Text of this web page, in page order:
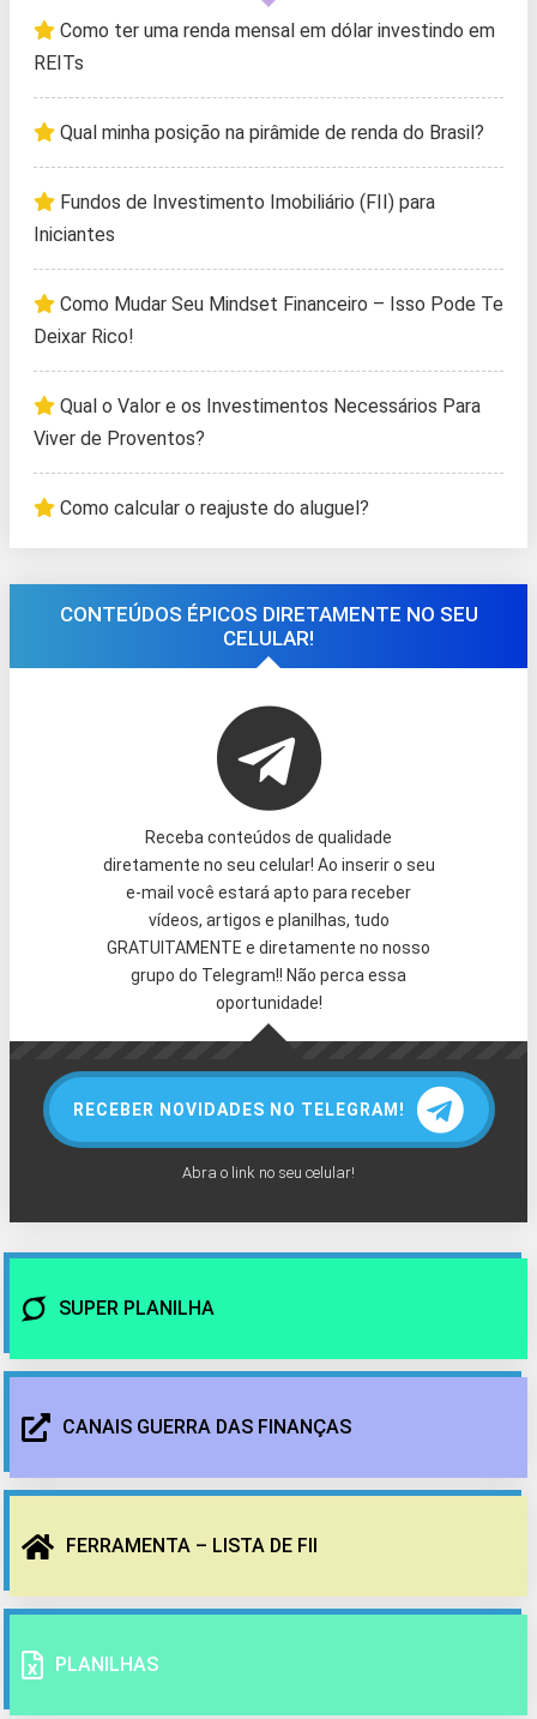
Como ter uma renda mensal em dólar investindo em
REITs
Qual minha posição na pirâmide de renda do Brasil?
Fundos de Investimento Imobiliário (FII) para
Iniciantes
Como Mudar Seu Mindset Financeiro – Isso Pode Te
Deixar Rico!
Qual o Valor e os Investimentos Necessários Para
Viver de Proventos?
Como calcular o reajuste do aluguel?
CONTEÚDOS ÉPICOS DIRETAMENTE NO SEU
CELULAR!
Receba conteúdos de qualidade
diretamente no seu celular! Ao inserir o seu
e-mail você estará apto para receber
vídeos, artigos e planilhas, tudo
GRATUITAMENTE e diretamente no nosso
grupo do Telegram!! Não perca essa
oportunidade!
RECEBER NOVIDADES NO TELEGRAM!
Abra o link no seu celular!
SUPER PLANILHA
CANAIS GUERRA DAS FINANÇAS
FERRAMENTA – LISTA DE FII
PLANILHAS